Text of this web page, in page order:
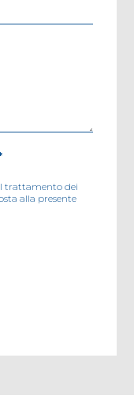
trattamento dei
alla presente